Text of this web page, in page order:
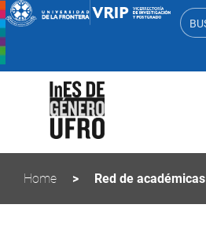
Home > Red de académicas